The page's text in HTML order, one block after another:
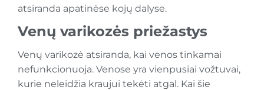
atsiranda apatinėse kojų dalyse.
Venų varikozės priežastys
Venų varikozė atsiranda, kai venos tinkamai
nefunkcionuoja. Venose yra vienpusiai vožtuvai,
kurie neleidžia kraujui tekėti atgal. Kai šie